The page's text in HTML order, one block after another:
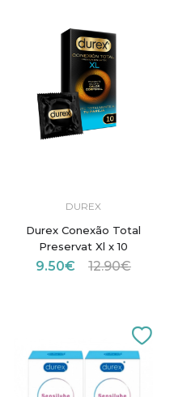
DUREX
Durex Conexão Total
Preservat Xl x 10
9.50€ 12.90€